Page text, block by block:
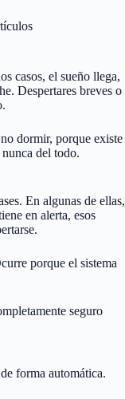
casos, el sueño llega,
Despertares breves o
dormir, porque existe
nunca del todo.
En algunas de ellas,
en alerta, esos
porque el sistema
seguro
forma automática.